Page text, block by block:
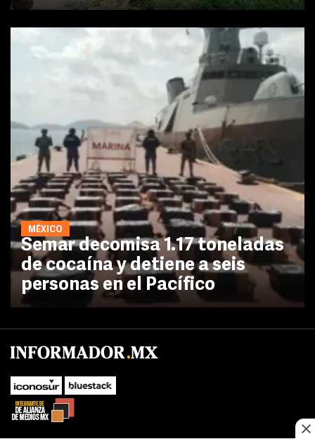
MÉXICO
Semar decomisa 1.17 toneladas
de cocaína y detiene a seis
personas en el Pacífico